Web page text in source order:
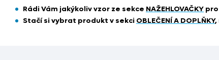
Rádi Vám jakýkoliv vzor ze sekce NAŽEHLOVAČKY
Stačí si vybrat produkt v sekci OBLEČENÍ A DOPLŇKY,